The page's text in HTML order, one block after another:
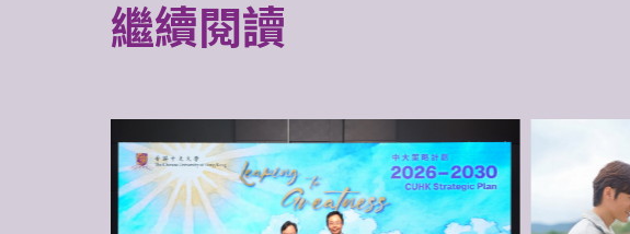
繼續閱讀